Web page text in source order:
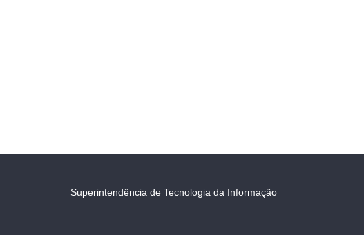
Superintendência de Tecnologia da Informação